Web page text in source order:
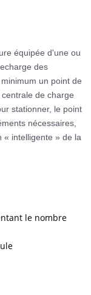
équipée d'une ou
des
un point de
de charge
stationner, le point
nécessaires,
« intelligente » de la
le nombre